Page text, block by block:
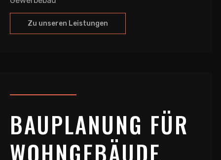
Zu unseren Leistungen
BAUPLANUNG FÜR
WOHNGEBÄUDE